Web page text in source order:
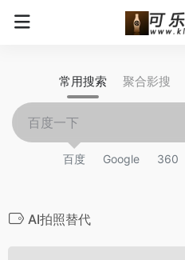
常用搜索 聚合影搜
百度 Google 360
AI拍照替代